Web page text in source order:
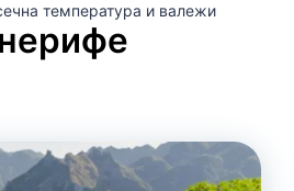
температура и валежи